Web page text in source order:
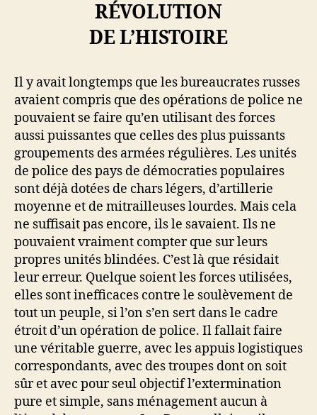
RÉVOLUTION
DE L’HISTOIRE
Il y avait longtemps que les bureaucrates russes
avaient compris que des opérations de police ne
pouvaient se faire qu’en utilisant des forces
aussi puissantes que celles des plus puissants
groupements des armées régulières. Les unités
de police des pays de démocraties populaires
sont déjà dotées de chars légers, d’artillerie
moyenne et de mitrailleuses lourdes. Mais cela
ne suffisait pas encore, ils le savaient. Ils ne
pouvaient vraiment compter que sur leurs
propres unités blindées. C’est là que résidait
leur erreur. Quelque soient les forces utilisées,
elles sont inefficaces contre le soulèvement de
tout un peuple, si l’on s’en sert dans le cadre
étroit d’un opération de police. Il fallait faire
une véritable guerre, avec les appuis logistiques
correspondants, avec des troupes dont on soit
sûr et avec pour seul objectif l’extermination
pure et simple, sans ménagement aucun à